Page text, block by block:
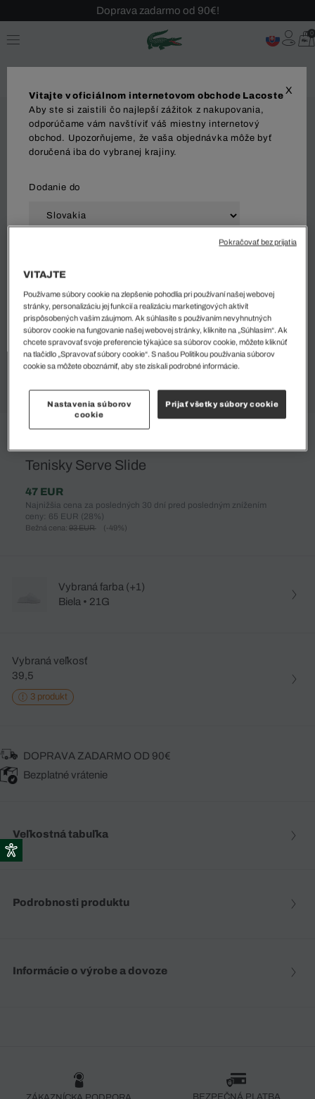
Doprava zadarmo od 90€!
Sezónny výpredaj až -40 %!
Bezplatné vrátenie!
0
Tenisky Serve Slide
47 EUR
Najnižšia cena za posledných 30 dní pred posledným znížením
ceny: 65 EUR (28%)
Bežná cena: 93 EUR (-49%)
Vybraná farba (+1)
Biela • 21G
Vybraná veľkosť
39,5
3 produkt
DOPRAVA ZADARMO OD 90€
Bezplatné vrátenie
Veľkostná tabuľka
Podrobnosti produktu
Informácie o výrobe a dovoze
BEZPEČNÁ PLATBA
X
Vitajte v oficiálnom internetovom obchode Lacoste
Aby ste si zaistili čo najlepší zážitok z nakupovania,
odporúčame vám navštíviť váš miestny internetový
obchod. Upozorňujeme, že vaša objednávka môže byť
doručená iba do vybranej krajiny.
Dodanie do
ZAČAŤ NAKUPOVAŤ
VITAJTE
Používame súbory cookie na zlepšenie pohodlia pri používaní našej webovej
stránky, personalizáciu jej funkcií a realizáciu marketingových aktivít
prispôsobených vašim záujmom. Ak súhlasíte s používaním nevyhnutných
súborov cookie na fungovanie našej webovej stránky, kliknite na „Súhlasím“. Ak
chcete spravovať svoje preferencie týkajúce sa súborov cookie, môžete kliknúť
na tlačidlo „Spravovať súbory cookie“. S našou Politikou používania súborov
cookie sa môžete oboznámiť, aby ste získali podrobné informácie.
Nastavenia súborov
cookie
Prijať všetky súbory cookie
Pokračovať bez prijatia